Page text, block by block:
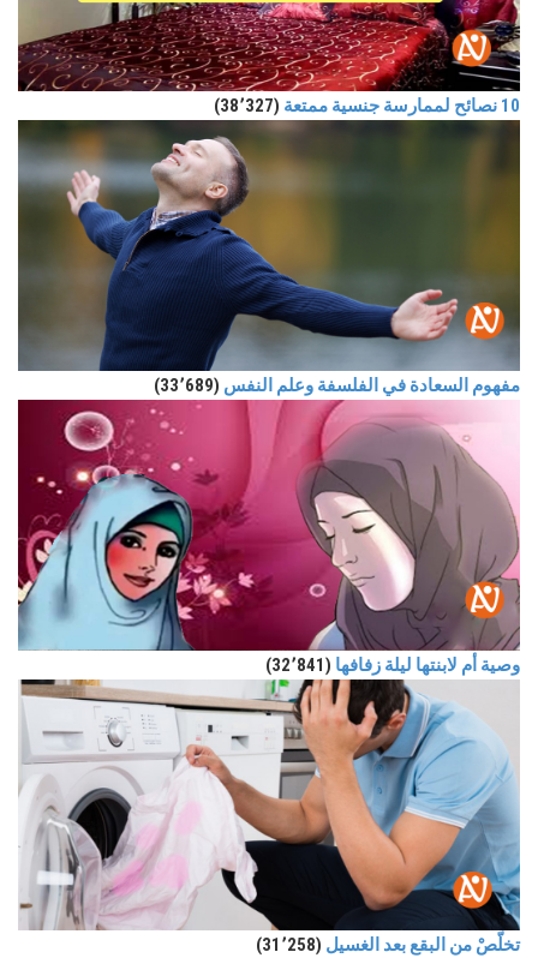
10 نصائح لممارسة جنسية ممتعة (38٬327)
مفهوم السعادة في الفلسفة وعلم النفس (33٬689)
وصية أم لابنتها ليلة زفافها (32٬841)
تخلّصْ من البقع بعد الغسيل (31٬258)